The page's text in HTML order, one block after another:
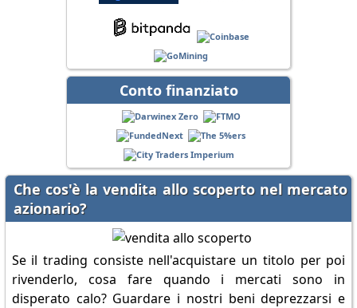
Conto finanziato
Che cos'è la vendita allo scoperto nel mercato
azionario?
Se il trading consiste nell'acquistare un titolo per poi
rivenderlo, cosa fare quando i mercati sono in
disperato calo? Guardare i nostri beni deprezzarsi e